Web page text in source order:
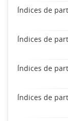
Índices de
Índices de
Índices de
Índices de